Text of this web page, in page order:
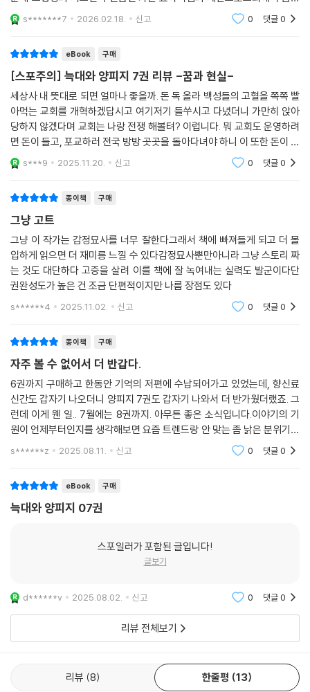
했던 기술을 부활시키는 계획을 진행하게 되네요 교회가 금기시 했다는 기
술의 정체는 바로책을
s*******7 2026.02.18. 신고 0 댓글0
eBook 구매
[스포주의] 늑대와 양피지 7권 리뷰 -꿈과 현실-
세상사 내 뜻대로 되면 얼마나 좋을까. 돈 독 올라 백성들의 고혈을 쪽쪽 빨
아먹는 교회를 개혁하겠답시고 여기저기 들쑤시고 다녔더니 가만히 앉아
당하지 않겠다며 교회는 나랑 전쟁 해볼텨? 이럽니다. 뭐 교회도 운영하려
면 돈이 들고, 포교하러 전국 방방 곳곳을 돌아다녀야 하니 이 또한 돈이 들
겠지. 먹고 자고에도 돈이 들어가고. 문제는 그 정도가 너무 심하게 뜯어간
다는 것, 진
s***9 2025.11.20. 신고 0 댓글0
종이책 구매
그냥 고트
그냥 이 작가는 감정묘사를 너무 잘한다그래서 책에 빠져들게 되고 더 몰
입하게 읽으면 더 재미릉 느낄 수 있다감정묘사뿐만아니라 그냥 스토리 짜
는 것도 대단하다 고증을 살려 이를 책에 잘 녹여내는 실력도 발군이다단
권완성도가 높은 건 조금 단편적이지만 나름 장점도 있다
s******4 2025.11.02. 신고 0 댓글0
종이책 구매
자주 볼 수 없어서 더 반갑다.
6권까지 구매하고 한동안 기억의 저편에 수납되어가고 있었는데, 향신료
신간도 갑자기 나오더니 양피지 7권도 갑자기 나와서 더 반가웠더랬죠. 그
런데 이게 웬 일.. 7월에는 8권까지. 아무튼 좋은 소식입니다.이야기의 기
원이 언제부터인지를 생각해보면 요즘 트렌드랑 안 맞는 좀 낡은 분위기가
날 법도 한데, 익숙함은 있어도 고루함은 없는 작가님 필력 인정합니다. 이
s******z 2025.08.11. 신고 0 댓글0
eBook 구매
늑대와 양피지 07권
스포일러가 포함된 글입니다!
글보기
d******v 2025.08.02. 신고 0 댓글0
리뷰 전체보기
리뷰 8 한줄평 13